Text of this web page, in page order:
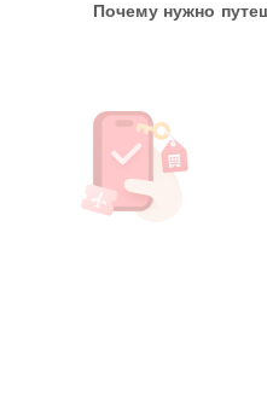
Почему нужно